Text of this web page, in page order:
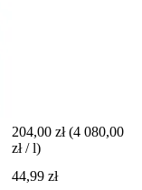
204,00 zł (4 080,00
zł / l)
44,99 zł